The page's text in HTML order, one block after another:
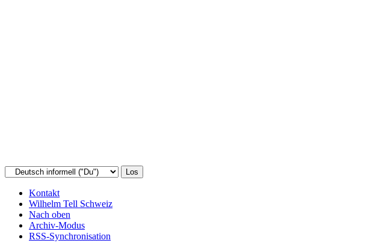
Kontakt
Wilhelm Tell Schweiz
Nach oben
Archiv-Modus
RSS-Synchronisation